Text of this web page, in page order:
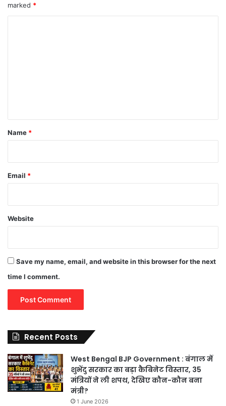
marked *
*
Name *
Email *
Website
Save my name, email, and website in this browser for the next
time I comment.
Recent Posts
West Bengal BJP Government : बंगाल में
शुभेंदु सरकार का बड़ा कैबिनेट विस्तार, 35
मंत्रियों ने ली शपथ, देखिए कौन-कौन बना
मंत्री?
1 June 2026